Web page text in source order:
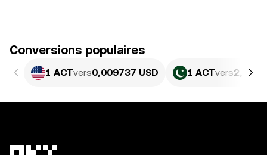
Conversions populaires
1 ACTvers0,009737 USD 1 ACTvers2,705